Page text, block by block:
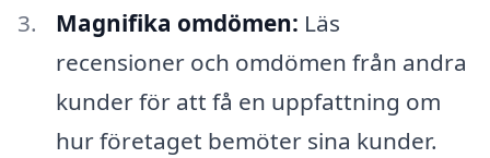
Magnifika omdömen: Läs
recensioner och omdömen från andra
kunder för att få en uppfattning om
hur företaget bemöter sina kunder.